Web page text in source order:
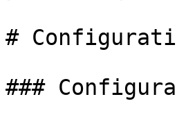
#
###